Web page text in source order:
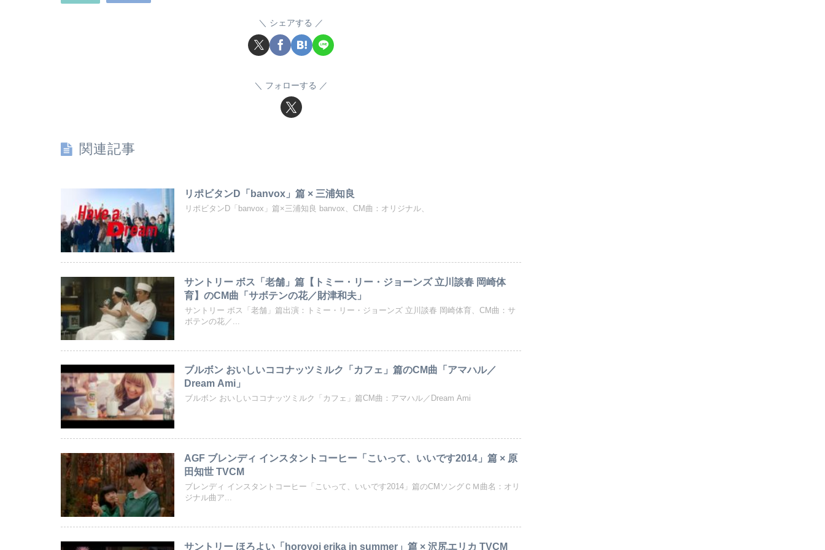
シェアする
フォローする
関連記事
リポビタンD「banvox」篇 × 三浦知良
リポビタンD「banvox」篇×三浦知良 banvox、CM曲：オリジナル、
サントリー ボス「老舗」篇【トミー・リー・ジョーンズ 立川談春 岡崎体
育】のCM曲「サボテンの花／財津和夫」
サントリー ボス「老舗」篇出演：トミー・リー・ジョーンズ 立川談春 岡崎体育、CM曲：サ
ボテンの花／...
ブルボン おいしいココナッツミルク「カフェ」篇のCM曲「アマハル／
Dream Ami」
ブルボン おいしいココナッツミルク「カフェ」篇CM曲：アマハル／Dream Ami
AGF ブレンディ インスタントコーヒー「こいって、いいです2014」篇 × 原
田知世 TVCM
ブレンディ インスタントコーヒー「こいって、いいです2014」篇のCMソングＣＭ曲名：オリ
ジナル曲ア...
サントリー ほろよい「horoyoi erika in summer」篇 × 沢尻エリカ TVCM